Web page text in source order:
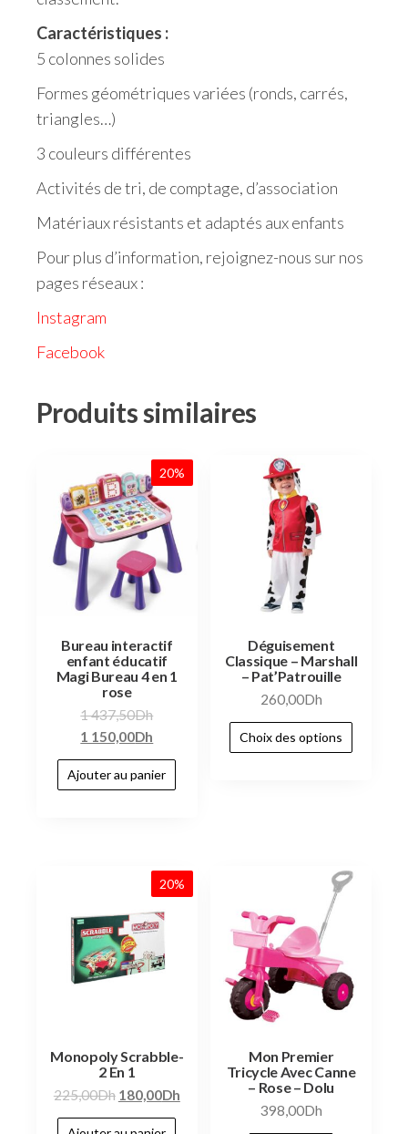
Caractéristiques :
5 colonnes solides
Formes géométriques variées (ronds, carrés,
triangles…)
3 couleurs différentes
Activités de tri, de comptage, d’association
Matériaux résistants et adaptés aux enfants
Pour plus d’information, rejoignez-nous sur nos
pages réseaux :
Instagram
Facebook
Produits similaires
20%
Bureau interactif
enfant éducatif
Magi Bureau 4 en 1
rose
1 437,50Dh
1 150,00Dh
Ajouter au panier
Déguisement
Classique – Marshall
– Pat’Patrouille
260,00Dh
Choix des options
20%
Monopoly Scrabble-
2 En 1
225,00Dh 180,00Dh
Mon Premier
Tricycle Avec Canne
– Rose – Dolu
398,00Dh